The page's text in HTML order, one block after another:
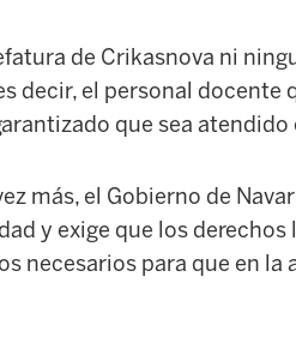
de Crikasnova ni
decir, el personal docente
que sea atendido
más, el Gobierno de
y exige que los
necesarios para que en